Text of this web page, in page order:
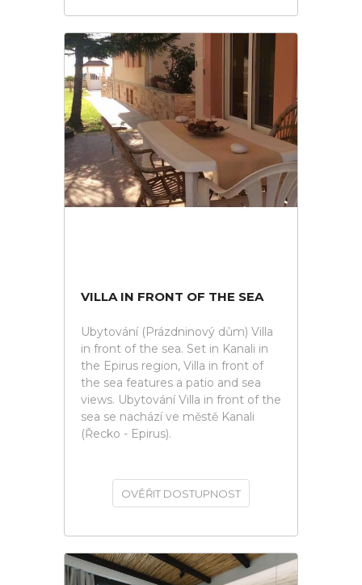
VILLA IN FRONT OF THE SEA
Ubytování (Prázdninový dům) Villa
in front of the sea. Set in Kanali in
the Epirus region, Villa in front of
the sea features a patio and sea
views. Ubytování Villa in front of the
sea se nachází ve městě Kanali
(Řecko - Epirus).
OVĚŘIT DOSTUPNOST